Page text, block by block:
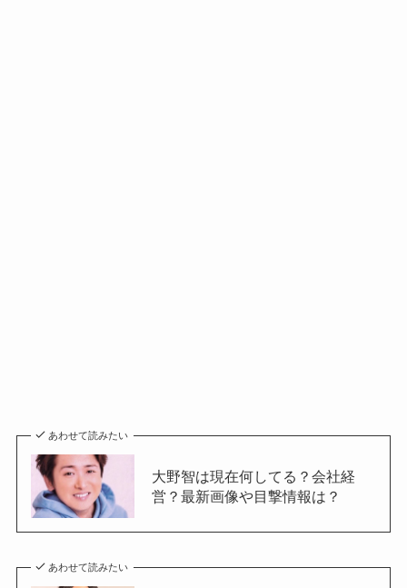
あわせて読みたい
大野智は現在何してる？会社経
営？最新画像や目撃情報は？
あわせて読みたい